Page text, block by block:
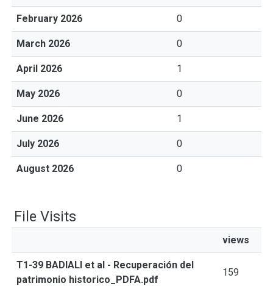
February 2026 0
March 2026 0
April 2026 1
May 2026 0
June 2026 1
July 2026 0
August 2026 0
File Visits
views
T1-39 BADIALI et al - Recuperación del
patrimonio historico_PDFA.pdf
159